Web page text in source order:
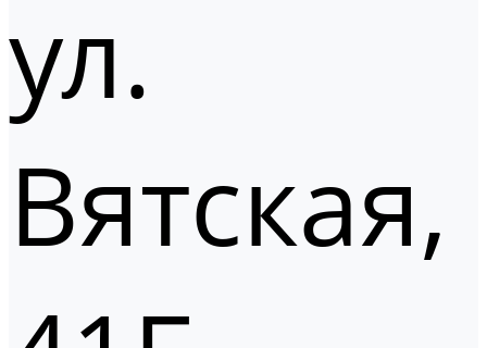
ул.
Вятская,